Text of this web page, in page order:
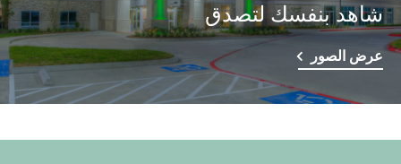
شاهد بنفسك لتصدق
عرض الصور